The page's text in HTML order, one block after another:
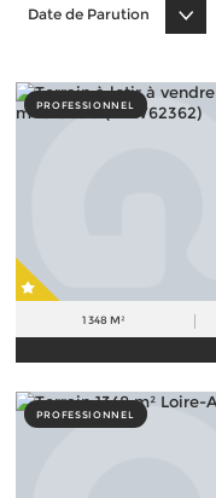
Date de Parution
PROFESSIONNEL
1 348 M²
PROFESSIONNEL